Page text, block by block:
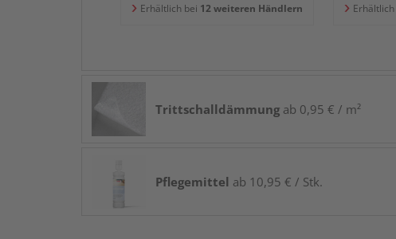
Erhältlich bei 12 weiteren Händlern
Trittschalldämmung ab 0,95 € / m²
Pflegemittel ab 10,95 € / Stk.